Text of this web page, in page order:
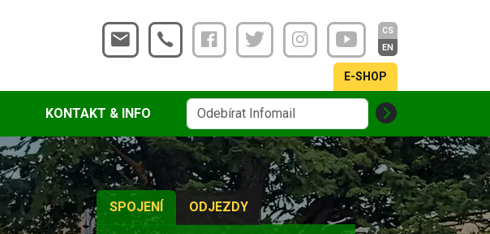
CS
EN
E-SHOP
KONTAKT & INFO
SPOJENÍ ODJEZDY